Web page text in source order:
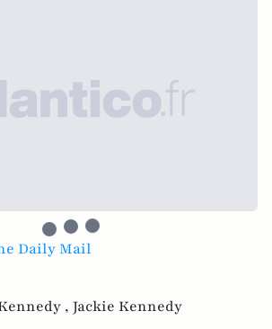
Daily Mail
, Jackie Kennedy